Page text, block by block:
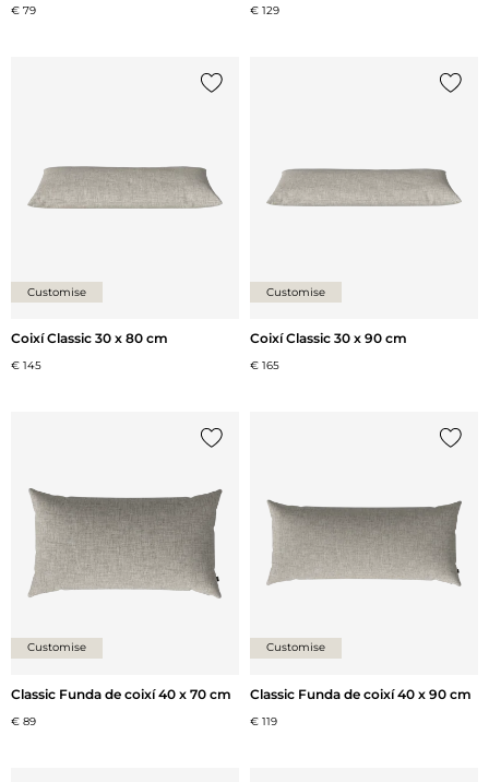
€ 79 € 129
Customise
Coixí Classic 30 x 80 cm
€ 145
Customise
Coixí Classic 30 x 90 cm
€ 165
Customise
Classic Funda de coixí 40 x 70 cm
€ 89
Customise
Classic Funda de coixí 40 x 90 cm
€ 119